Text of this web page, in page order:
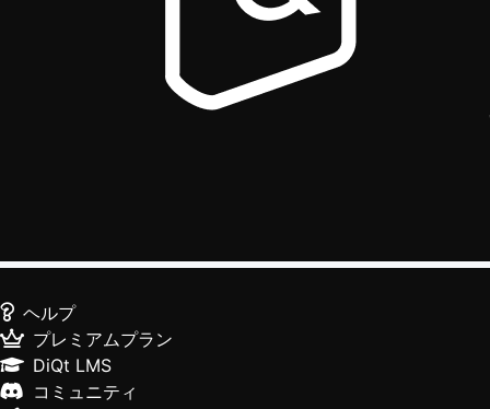
ヘルプ
プレミアムプラン
DiQt LMS
コミュニティ